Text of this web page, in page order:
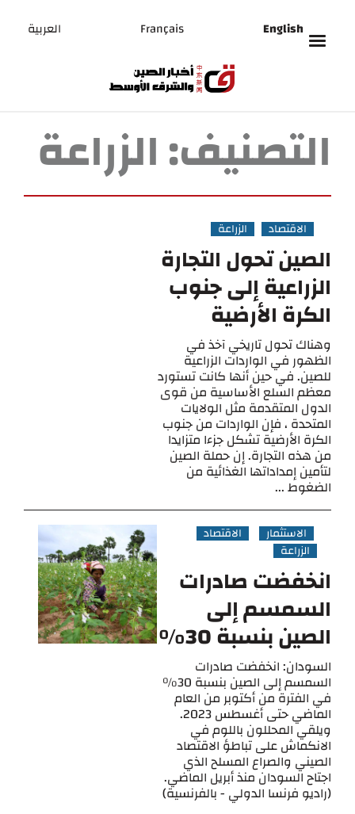
English
Français العربية
التصنيف:الزراعة
الاقتصاد الزراعة
الصين تحول التجارة
الزراعية إلى جنوب
الكرة الأرضية
وهناك تحول تاريخي آخذ في
الظهور في الواردات الزراعية
للصين. في حين أنها كانت تستورد
معظم السلع الأساسية من قوى
الدول المتقدمة مثل الولايات
المتحدة ، فإن الواردات من جنوب
الكرة الأرضية تشكل جزءا متزايدا
من هذه التجارة. إن حملة الصين
لتأمين إمداداتها الغذائية من
الضغوط ...
الاستثمار
الاقتصاد
الزراعة
انخفضت صادرات
السمسم إلى
الصين بنسبة 30٪
السودان: انخفضت صادرات
السمسم إلى الصين بنسبة 30٪
في الفترة من أكتوبر من العام
الماضي حتى أغسطس 2023.
ويلقي المحللون باللوم في
الانكماش على تباطؤ الاقتصاد
الصيني والصراع المسلح الذي
اجتاح السودان منذ أبريل الماضي.
(راديو فرنسا الدولي - بالفرنسية)